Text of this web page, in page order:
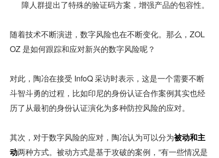
障人群提出了特殊的验证码方案，增强产品的包容性。
随着技术不断演进，数字风险也在不断变化。那么，ZOL
OZ 是如何跟踪和应对新兴的数字风险呢？
对此，陶冶在接受 InfoQ 采访时表示，这是一个需要不断
斗智斗勇的过程，比如印尼的身份认证合作案例其实也经
历了从最初的身份认证演化为多种防控风险的应对。
其次，对于数字风险的应对，陶冶认为可以分为被动和主
动两种方式。被动方式是基于攻破的案例，”有一些情况是